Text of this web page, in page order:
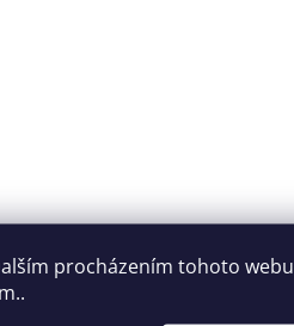
procházením tohoto webu